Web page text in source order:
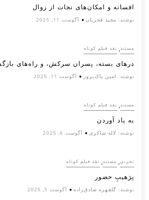
افسانه‌ و امکان‌های نجات از زوال
نوشته: مجید فخریان آگوست 11, 2025
مستند, نقد فیلم کوتاه
درهای بسته، پسران سرکش، و راه‌های
نوشته: امین پاک‌پرور آگوست 11, 2025
مستند, نقد فیلم کوتاه
به یاد آوردن
نوشته: لاله شاکری آگوست 6, 2025
تجربی, مستند, نقد فیلم کوتاه
پرَهیب‌ِ حضور
نوشته: گلچهره صادق‌زاده آگوست 5, 2025